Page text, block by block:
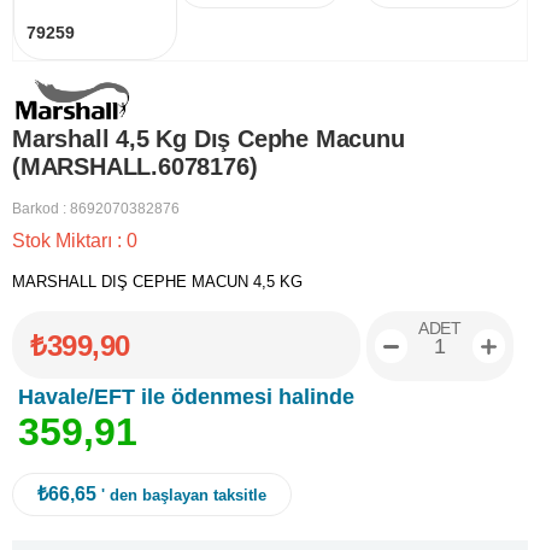
79259
Marshall 4,5 Kg Dış Cephe Macunu
(MARSHALL.6078176)
Barkod : 8692070382876
Stok Miktarı : 0
MARSHALL DIŞ CEPHE MACUN 4,5 KG
₺399,90
Havale/EFT ile ödenmesi halinde
359,91
ADET
₺66,65 ' den başlayan taksitle